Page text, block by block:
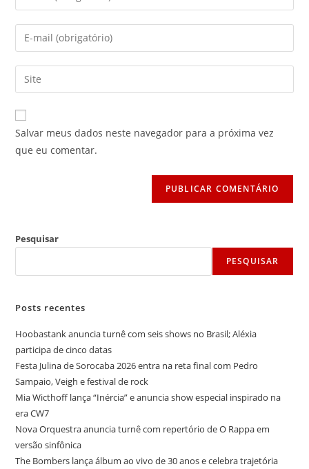
seu
nome
ou
de
usuário
para
comentar
Digite
seu
endereço
de
mail
para
comentar
Digite
o
URL
do
site
Salvar meus dados neste navegador para a próxima vez
que eu comentar.
Pesquisar
PESQUISAR
Posts recentes
Hoobastank anuncia turnê com seis shows no Brasil; Aléxia
participa de cinco datas
Festa Julina de Sorocaba 2026 entra na reta final com Pedro
Sampaio, Veigh e festival de rock
Mia Wicthoff lança “Inércia” e anuncia show especial inspirado na
era CW7
Nova Orquestra anuncia turnê com repertório de O Rappa em
versão sinfônica
The Bombers lança álbum ao vivo de 30 anos e celebra trajetória